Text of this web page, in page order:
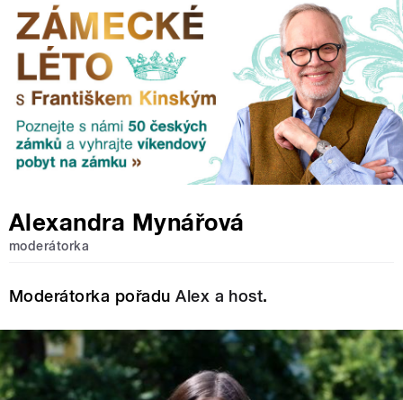
Alexandra Mynářová
moderátorka
Moderátorka pořaduAlex a host.